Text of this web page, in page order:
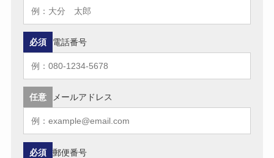
電話番号
必須
メールアドレス
任意
郵便番号
必須